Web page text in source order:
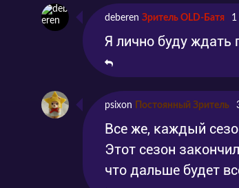
deberen Зритель OLD-Батя 1
Я лично буду ждать
psixon Постоянный Зритель
Все же, каждый
Этот сезон
что дальше будет